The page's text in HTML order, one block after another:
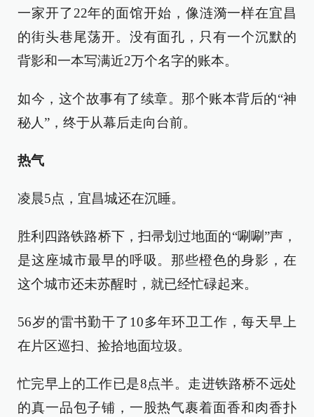
一家开了22年的面馆开始，像涟漪一样在宜昌
的街头巷尾荡开。没有面孔，只有一个沉默的
背影和一本写满近2万个名字的账本。
如今，这个故事有了续章。那个账本背后的“神
秘人”，终于从幕后走向台前。
热气
凌晨5点，宜昌城还在沉睡。
胜利四路铁路桥下，扫帚划过地面的“唰唰”声，
是这座城市最早的呼吸。那些橙色的身影，在
这个城市还未苏醒时，就已经忙碌起来。
56岁的雷书勤干了10多年环卫工作，每天早上
在片区巡扫、捡拾地面垃圾。
忙完早上的工作已是8点半。走进铁路桥不远处
的真一品包子铺，一股热气裹着面香和肉香扑